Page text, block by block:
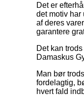
Det er
det motiv
af deres
garantere
Det kan
Damaskus
Man bør
fordelagtig,
hvert fald